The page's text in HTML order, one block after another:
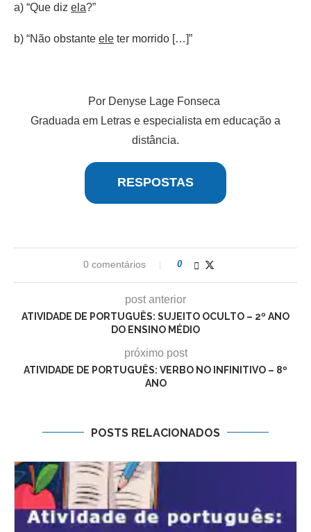
a) “Que diz ela?”
b) “Não obstante ele ter morrido […]”
Por Denyse Lage Fonseca
Graduada em Letras e especialista em educação a
distância.
RESPOSTAS
0 comentários 0
post anterior
ATIVIDADE DE PORTUGUÊS: SUJEITO OCULTO – 2º ANO
DO ENSINO MÉDIO
próximo post
ATIVIDADE DE PORTUGUÊS: VERBO NO INFINITIVO – 8º
ANO
POSTS RELACIONADOS